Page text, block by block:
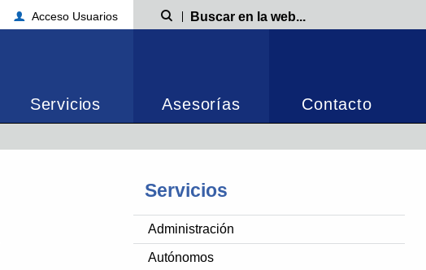
Acceso Usuarios Búsqueda
Servicios Asesorías Contacto
Servicios
Administración
Autónomos